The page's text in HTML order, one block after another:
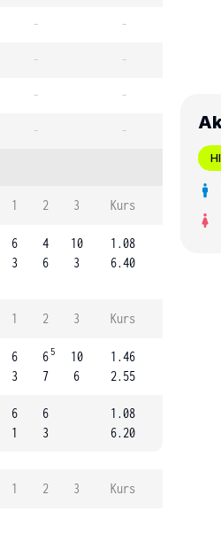
- -
- -
- -
- -
1 2 3 Kurs
6
3
4
6
10
3
1.08
6.40
1 2 3 Kurs
6
3
6 5
7
10
6
1.46
2.55
6
1
6
3
1.08
6.20
1 2 3 Kurs